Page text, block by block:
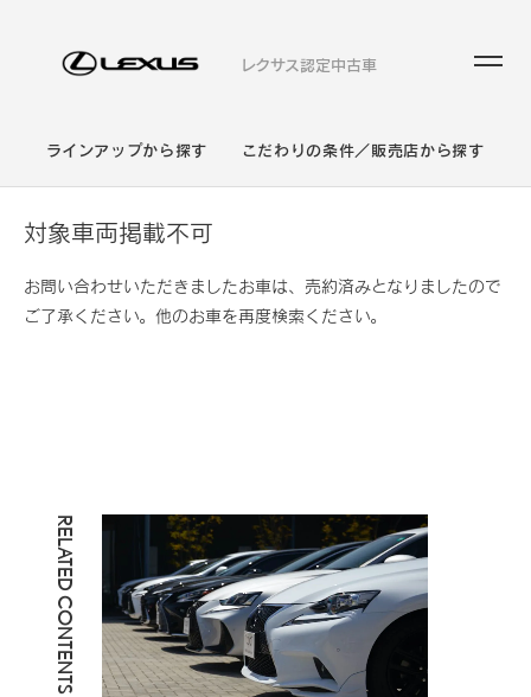
レクサス認定中古車
ラインアップから探す こだわりの条件／販売店から探す
対象車両掲載不可
お問い合わせいただきましたお車は、売約済みとなりましたので
ご了承ください。他のお車を再度検索ください。
RELATED CONTENTS